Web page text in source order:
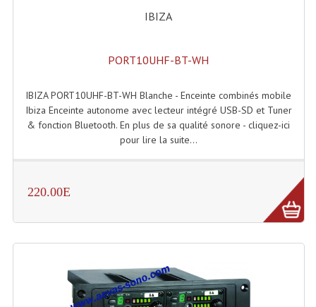
Notre Stock B
Matériel Karaoké
Disque DVD
CRÉER UN COMPTE
IBIZA
PORT10UHF-BT-WH
IBIZA PORT10UHF-BT-WH Blanche - Enceinte combinés mobile
Ibiza Enceinte autonome avec lecteur intégré USB-SD et Tuner
& fonction Bluetooth. En plus de sa qualité sonore - cliquez-ici
pour lire la suite...
220.00E